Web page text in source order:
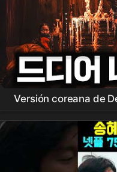
Versión coreana de
Primer tráiler
Nam Joo-hyuk "
woo" en un
ㄷㄷ (+